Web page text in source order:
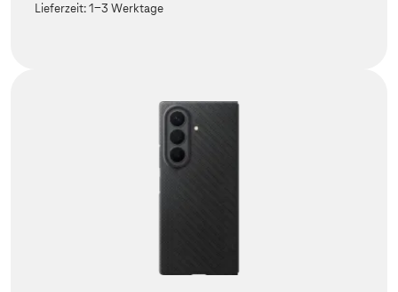
Lieferzeit:1-3 Werktage